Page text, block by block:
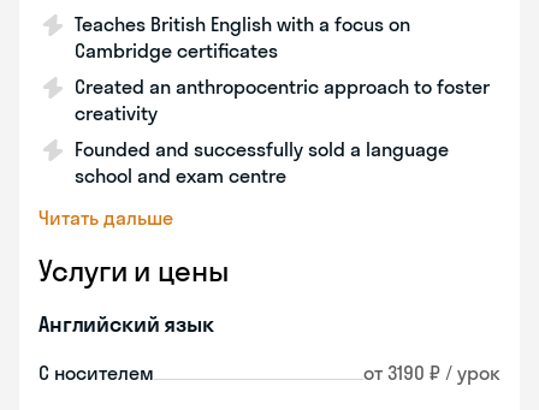
Teaches British English with a focus on
Cambridge certificates
Created an anthropocentric approach to foster
creativity
Founded and successfully sold a language
school and exam centre
Читать дальше
Услуги и цены
Английский язык
С носителем от 3190 ₽ / урок